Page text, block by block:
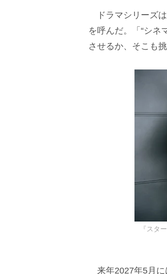
ドラマシリーズは
を呼んだ。「“シネ
させるか、そこも挑
『スタ
来年2027年5月に